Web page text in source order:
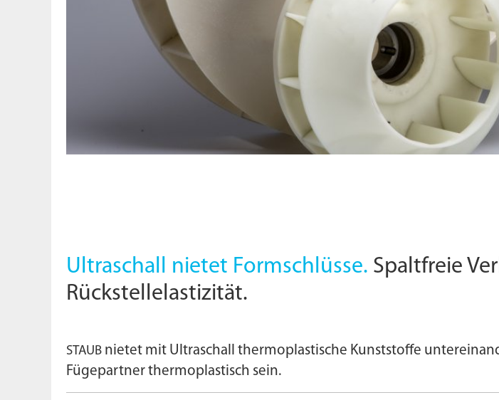
Ultraschall nietet Formschlüsse. Spaltfreie
Rückstellelastizität.
STAUBnietet mit Ultraschall thermoplastische Kunststoffe
Fügepartner thermoplastisch sein.